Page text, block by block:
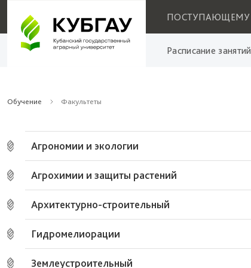
ПОСТУПАЮЩЕМУ
Расписание занятий
Обучение Факультеты
Агрономии и экологии
Агрохимии и защиты растений
Архитектурно-строительный
Гидромелиорации
Землеустроительный